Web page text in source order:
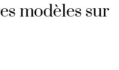
modèles sur